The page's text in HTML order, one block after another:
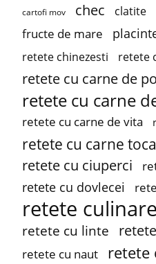
cartofi mov chec clatite
fructe de mare
retete chinezesti retete
retete cu carne de
retete cu carne
retete cu carne de vita
retete cu carne
retete cu ciuperci
retete cu dovlecei
retete
retete cu linte
retete cu naut
retete